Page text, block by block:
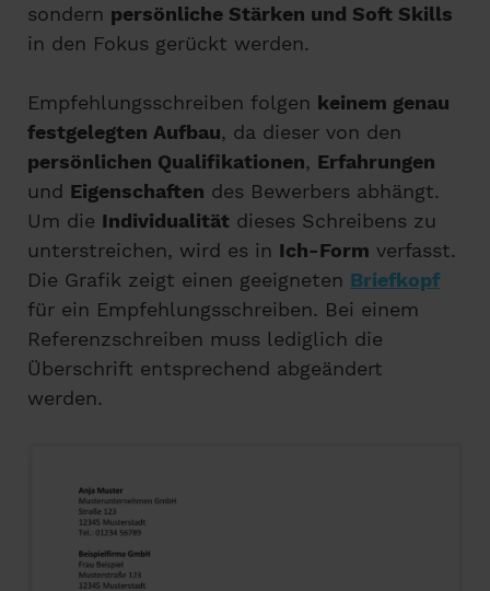
sondern persönliche Stärken und Soft Skills
in den Fokus gerückt werden.
Empfehlungsschreiben folgen keinem genau
festgelegten Aufbau, da dieser von den
persönlichen Qualifikationen, Erfahrungen
und Eigenschaften des Bewerbers abhängt.
Um die Individualität dieses Schreibens zu
unterstreichen, wird es in Ich-Form verfasst.
Die Grafik zeigt einen geeigneten Briefkopf
für ein Empfehlungsschreiben. Bei einem
Referenzschreiben muss lediglich die
Überschrift entsprechend abgeändert
werden.